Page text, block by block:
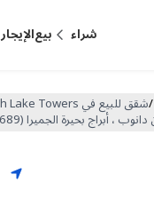
شراء بيعالإيجار
/شقق للبيع في Jumeirah Lake Towers